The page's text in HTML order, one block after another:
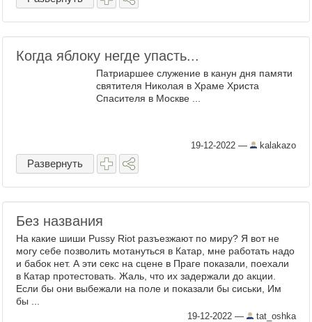
Когда яблоку негде упасть...
Патриаршее служение в канун дня памяти
святителя Николая в Храме Христа
Спасителя в Москве ...
19-12-2022 — kalakazo
Развернуть
Без названия
На какие шиши Pussy Riot разъезжают по миру? Я вот не
могу себе позволить мотануться в Катар, мне работать надо
и бабок нет. А эти секс на сцене в Праге показали, поехали
в Катар протестовать. Жаль, что их задержали до акции.
Если бы они выбежали на поле и показали бы сиськи, Им
бы ...
19-12-2022 — tat_oshka